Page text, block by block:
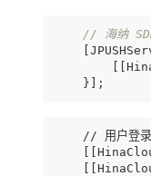
// 海纳
    }];
// 用户登